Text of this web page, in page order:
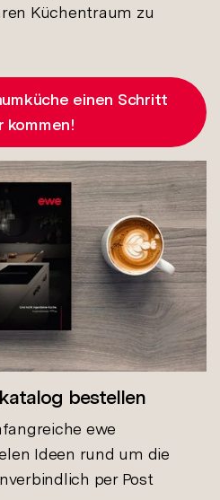
Küchentraum zu
einen Schritt
kommen!
bestellen
ewe
Ideen rund um die
per Post